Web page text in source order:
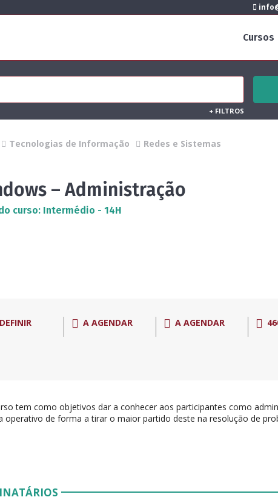
Cursos
+ FILTROS
Tecnologias de Informação Redes e Sistemas
– Administração
curso: Intermédio - 14H
A AGENDAR A AGENDAR
tem como objetivos dar a conhecer aos participantes como
operativo de forma a tirar o maior partido deste na resolução de